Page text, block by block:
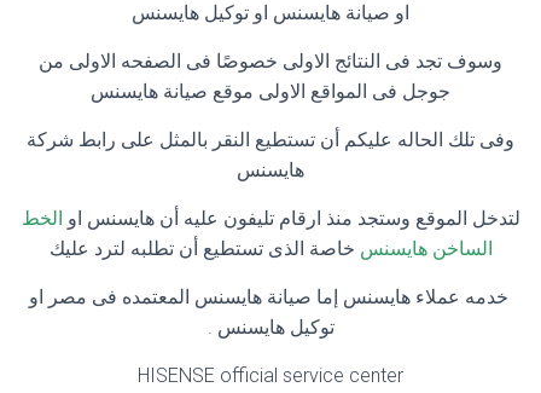
او صيانة هايسنس او توكيل هايسنس
وسوف تجد فى النتائج الاولى خصوصًا فى الصفحه الاولى من
جوجل فى المواقع الاولى موقع صيانة هايسنس
وفى تلك الحاله عليكم أن تستطيع النقر بالمثل على رابط شركة
هايسنس
لتدخل الموقع وستجد منذ ارقام تليفون عليه أن هايسنس او الخط
الساخن هايسنس خاصة الذى تستطيع أن تطلبه لترد عليك
خدمه عملاء هايسنس إما صيانة هايسنس المعتمده فى مصر او
توكيل هايسنس .
HISENSE official service center